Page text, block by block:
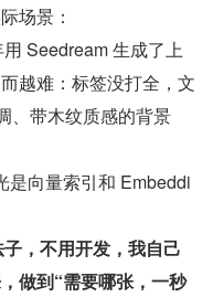
场景：
Seedream 生成了上
越难：标签没打全，文
、带木纹质感的背景
向量索引和 Embeddi
，不用开发，我自己
做到“需要哪张，一秒